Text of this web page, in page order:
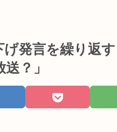
発言を繰り返
？」